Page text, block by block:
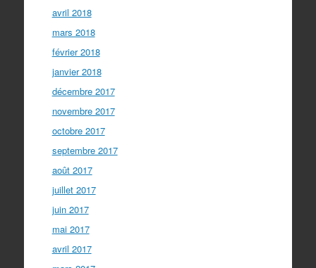
avril 2018
mars 2018
février 2018
janvier 2018
décembre 2017
novembre 2017
octobre 2017
septembre 2017
août 2017
juillet 2017
juin 2017
mai 2017
avril 2017